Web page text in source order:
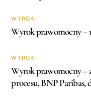
WYROKI
Wyrok prawomocny –
WYROKI
Wyrok prawomocny –
procesu, BNP Paribas,